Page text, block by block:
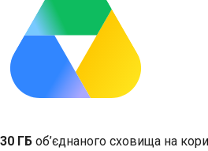
30 ГБ об’єднаного сховища на